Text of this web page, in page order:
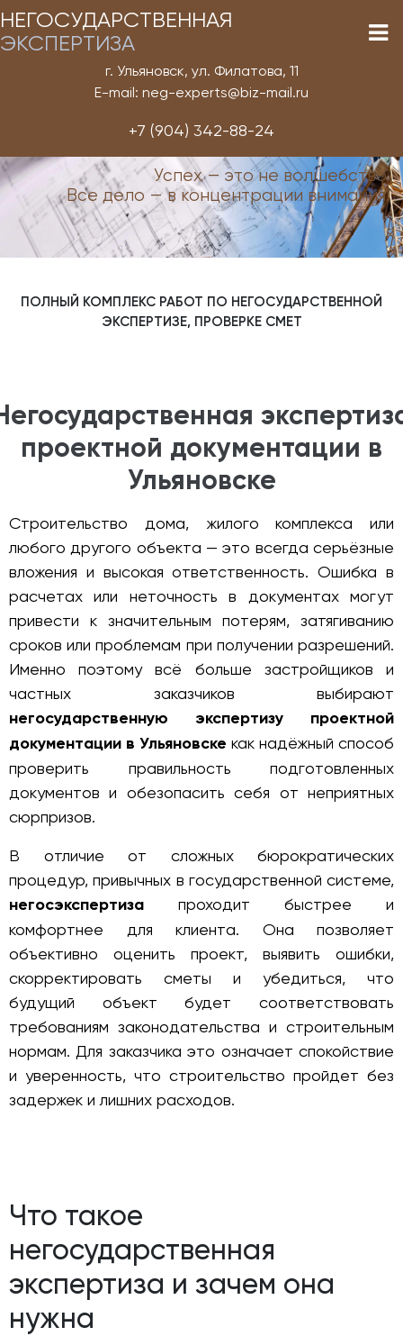
НЕГОСУДАРСТВЕННАЯ
ЭКСПЕРТИЗА
г. Ульяновск, ул. Филатова, 11
E-mail: neg-experts@biz-mail.ru
+7 (904) 342-88-24
Успех — это не волшебство.
Все дело — в концентрации внимания!
ПОЛНЫЙ КОМПЛЕКС РАБОТ ПО НЕГОСУДАРСТВЕННОЙ
ЭКСПЕРТИЗЕ, ПРОВЕРКЕ СМЕТ
проектной документации в
Ульяновске
Строительство дома, жилого комплекса или
любого другого объекта — это всегда серьёзные
вложения и высокая ответственность. Ошибка в
расчетах или неточность в документах могут
привести к значительным потерям, затягиванию
сроков или проблемам при получении разрешений.
Именно поэтому всё больше застройщиков и
частных заказчиков выбирают
негосударственную экспертизу проектной
документации в Ульяновске как надёжный способ
проверить правильность подготовленных
документов и обезопасить себя от неприятных
сюрпризов.
В отличие от сложных бюрократических
процедур, привычных в государственной системе,
негосэкспертиза проходит быстрее и
комфортнее для клиента. Она позволяет
объективно оценить проект, выявить ошибки,
скорректировать сметы и убедиться, что
будущий объект будет соответствовать
требованиям законодательства и строительным
нормам. Для заказчика это означает спокойствие
и уверенность, что строительство пройдет без
задержек и лишних расходов.
Что такое
негосударственная
экспертиза и зачем она
нужна